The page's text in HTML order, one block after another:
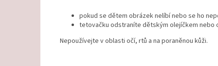
pokud se dětem obrázek nelíbí nebo se ho
tetovačku odstraníte dětským olejíčkem nebo
Nepoužívejte v oblasti očí, rtů a na poraněnou kůži.